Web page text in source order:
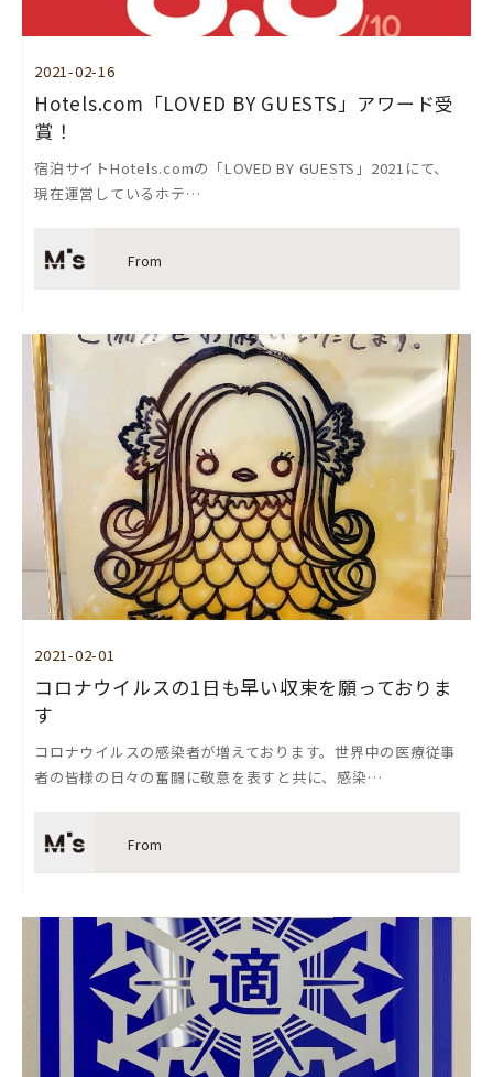
2021-02-16
Hotels.com「LOVED BY GUESTS」アワード受
賞！
宿泊サイトHotels.comの「LOVED BY GUESTS」2021にて、
現在運営しているホテ…
From
2021-02-01
コロナウイルスの1日も早い収束を願っておりま
す
コロナウイルスの感染者が増えております。世界中の医療従事
者の皆様の日々の奮闘に敬意を表すと共に、感染…
From